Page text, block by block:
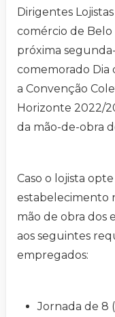
Dirigentes
comércio de
próxima
comemorado Dia
a Convenção
Horizonte 2022/
da mão-de-obra
Caso o lojista
estabelecimento
mão de obra dos
aos seguintes
empregados:
Jornada de 8